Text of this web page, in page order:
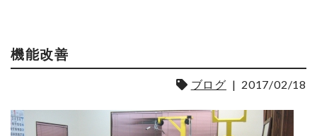
機能改善
ブログ | 2017/02/18